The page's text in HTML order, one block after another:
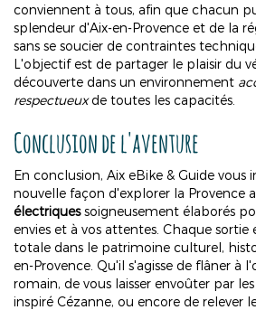
conviennent à tous, afin que chacun
splendeur d'Aix-en-Provence et de la
sans se soucier de contraintes
L'objectif est de partager le plaisir du
découverte dans un environnement
respectueuxde toutes les capacités.
Conclusion de l'aventure
En conclusion, Aix eBike & Guide vous
nouvelle façon d'explorer la Provence
électriquessoigneusement élaborés
envies et à vos attentes. Chaque sortie
totale dans le patrimoine culturel,
en-Provence. Qu'il s'agisse de flâner à
romain, de vous laisser envoûter par
inspiré Cézanne, ou encore de relever